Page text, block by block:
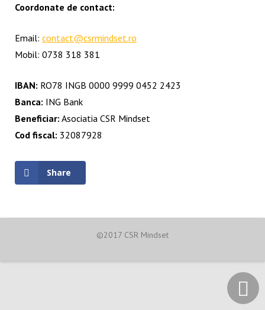
FII VOLUNTAR!
Coordonate de contact:
Email: contact@csrmindset.ro
Mobil: 0738 318 381
IBAN: RO78 INGB 0000 9999 0452 2423
Banca: ING Bank
Beneficiar: Asociatia CSR Mindset
Cod fiscal: 32087928
Share
©2017 CSR Mindset